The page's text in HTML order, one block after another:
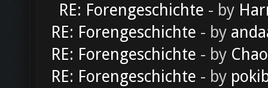
RE: Forengeschichte - by
RE: Forengeschichte - by
RE: Forengeschichte - by
RE: Forengeschichte - by